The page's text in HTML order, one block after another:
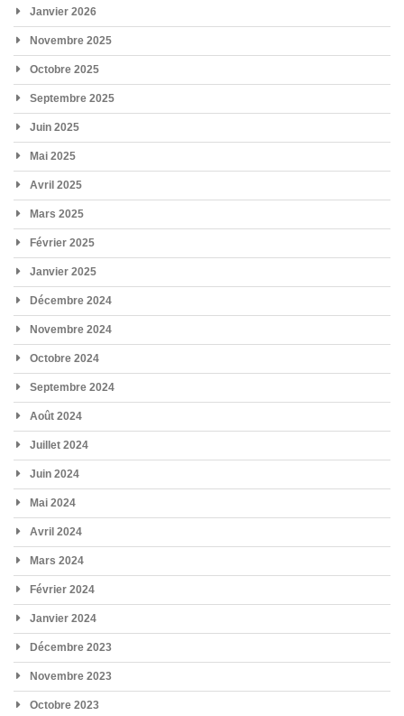
Janvier 2026
Novembre 2025
Octobre 2025
Septembre 2025
Juin 2025
Mai 2025
Avril 2025
Mars 2025
Février 2025
Janvier 2025
Décembre 2024
Novembre 2024
Octobre 2024
Septembre 2024
Août 2024
Juillet 2024
Juin 2024
Mai 2024
Avril 2024
Mars 2024
Février 2024
Janvier 2024
Décembre 2023
Novembre 2023
Octobre 2023